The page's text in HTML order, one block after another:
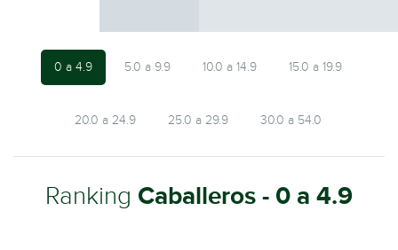
0 a 4.9 5.0 a 9.9 10.0 a 14.9 15.0 a 19.9
20.0 a 24.9 25.0 a 29.9 30.0 a 54.0
Ranking Caballeros - 0 a 4.9